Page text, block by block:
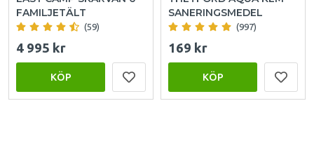
FAMILJETÄLT
(59)
4 995 kr
KÖP
SANERINGSMEDEL
(997)
169 kr
KÖP